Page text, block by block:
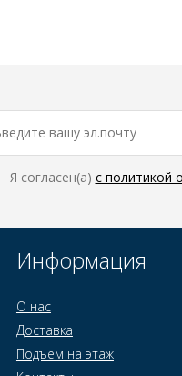
Я согласен(a) с политикой
Информация
О нас
Доставка
Подъем на этаж